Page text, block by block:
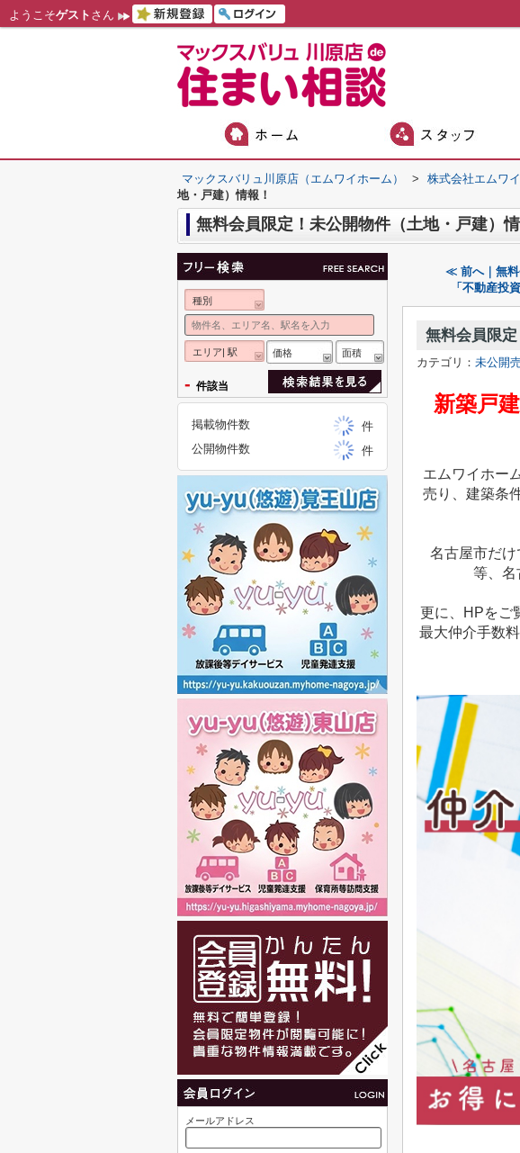
ようこそゲスト さん
マックスバリュ川原店（エムワイホーム） > 株式会社エムワ
地・戸建）情報！
無料会員限定！未公開物件（土地・戸建）情
≪ 前へ｜無料
「不動産投
無料会員限
カテゴリ： 未公開
新築戸
エムワイホー
売り、建築条
名古屋市だ
等、名
更に、HPをご
最大仲介手数
種別
エリア| 駅 価格 面積
- 件該当
掲載物件数
件
公開物件数
件
メールアドレス